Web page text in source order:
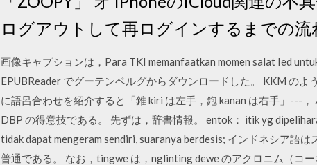
ログアウトして再ログインするまでの流
画像キャプションは，Para TKI memanfaatkan momen salat Ied
EPUBReader でグーテンベルグからダウンロードした。 KKM の
に語呂合わせを紹介すると「錐 kiri は左手，鉋 kanan は右手」---
DBP の得意技である。 先ずは，辞書情報。 entok： itik yg
tidak dapat mengeram sendiri, suaranya berdesis; インドネシア語
普通である。 なお，tingwe は，nglinting dewe のアクロニム（コ